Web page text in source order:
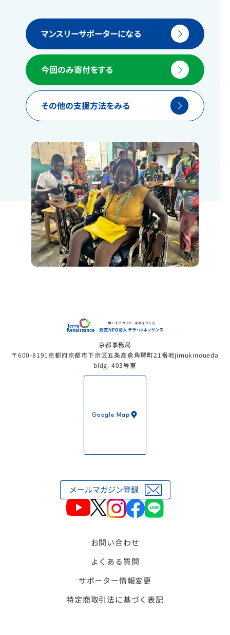
マンスリーサポーターになる
今回のみ寄付をする
その他の支援方法をみる
京都事務局
〒600-8191京都府京都市下京区五条高倉角堺町21番地jimukinoueda
bldg. 403号室
Google Map
お問い合わせ
よくある質問
サポーター情報変更
特定商取引法に基づく表記